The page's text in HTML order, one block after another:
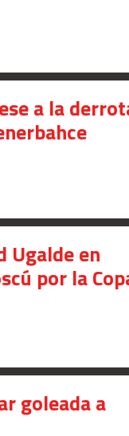
a la
Ugalde en
por la
goleada a